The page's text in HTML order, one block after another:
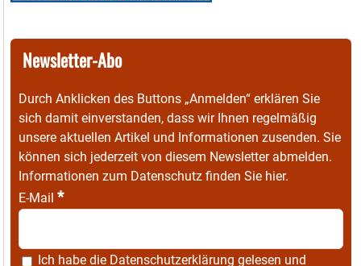
Newsletter-Abo
Durch Anklicken des Buttons „Anmelden“ erklären Sie
sich damit einverstanden, dass wir Ihnen regelmäßig
unsere aktuellen Artikel und Informationen zusenden. Sie
können sich jederzeit von diesem Newsletter abmelden.
Informationen zum Datenschutz finden Sie hier.
E-Mail *
Ich habe die Datenschutzerklärung gelesen und